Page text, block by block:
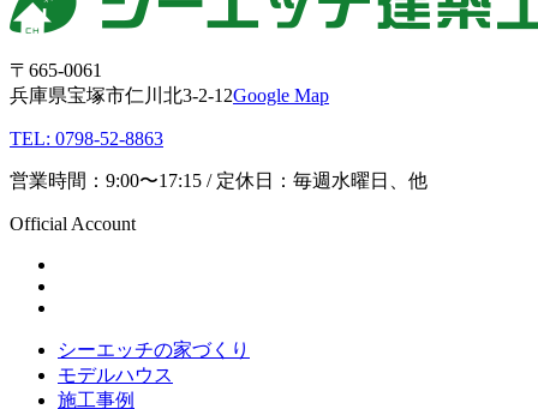
〒665-0061
兵庫県宝塚市仁川北3-2-12Google Map
TEL: 0798-52-8863
営業時間：9:00〜17:15 / 定休日：毎週水曜日、他
Official Account
シーエッチの家づくり
モデルハウス
施工事例